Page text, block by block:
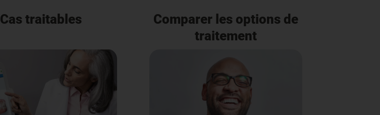
Cas traitables
Comparer les options de
traitement